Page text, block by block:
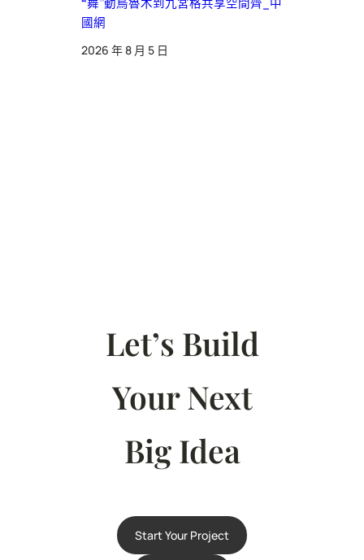
國網
2026 年 8 月 5 日
Let’s Build
Your Next
Big Idea
Start Your Project